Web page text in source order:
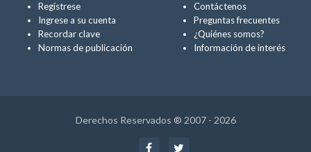
Regístrese
Ingrese a su cuenta
Recordar clave
Normas de publicación
Contáctenos
Preguntas frecuentes
¿Quiénes somos?
Información de interés
Derechos Reservados ® 2007 - 2026
Facebook